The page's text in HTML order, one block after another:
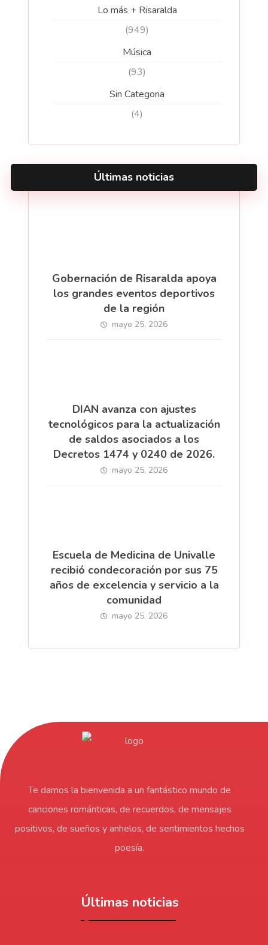
Lo más + Risaralda
(949)
Música
(93)
Sin Categoria
(4)
Últimas noticias
Gobernación de Risaralda apoya
los grandes eventos deportivos
de la región
mayo 25, 2026
DIAN avanza con ajustes
tecnológicos para la actualización
de saldos asociados a los
Decretos 1474 y 0240 de 2026.
mayo 25, 2026
Escuela de Medicina de Univalle
recibió condecoración por sus 75
años de excelencia y servicio a la
comunidad
mayo 25, 2026
Te damos la bienvenida a un fantástico mundo de
canciones románticas, de recuerdos, de mensajes
positivos, de sueños y anhelos, de sentimientos hechos
poesía.
Últimas noticias